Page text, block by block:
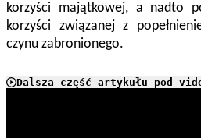
korzyści majątkowej, a nadto
korzyści związanej z
czynu zabronionego.
Dalsza część artykułu pod